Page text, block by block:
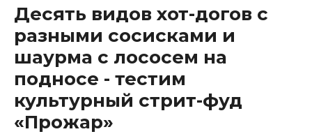
Десять видов хот-догов с
разными сосисками и
шаурма с лососем на
подносе - тестим
культурный стрит-фуд
«Прожар»